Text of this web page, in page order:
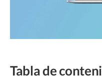
Tabla de